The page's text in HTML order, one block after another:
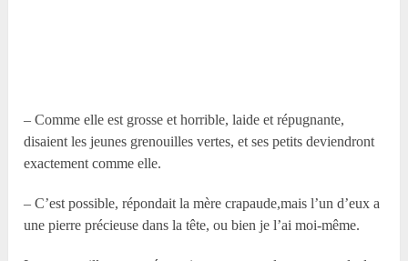
– Comme elle est grosse et horrible, laide et répugnante,
disaient les jeunes grenouilles vertes, et ses petits deviendront
exactement comme elle.
– C’est possible, répondait la mère crapaude,mais l’un d’eux a
une pierre précieuse dans la tête, ou bien je l’ai moi-même.